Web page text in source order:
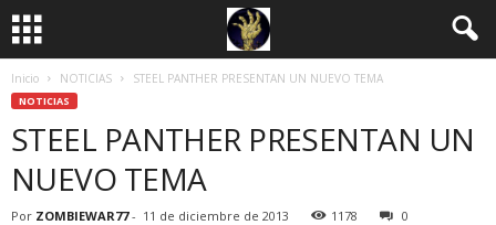
Inicio NOTICIAS STEEL PANTHER PRESENTAN UN NUEVO TEMA
NOTICIAS
STEEL PANTHER PRESENTAN UN
NUEVO TEMA
Por ZOMBIEWAR77- 11 de diciembre de 2013 1178 0